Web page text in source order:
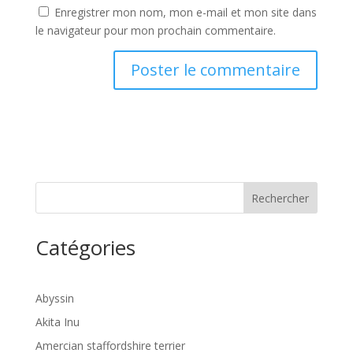
Enregistrer mon nom, mon e-mail et mon site dans
le navigateur pour mon prochain commentaire.
Rechercher
Catégories
Abyssin
Akita Inu
Amercian staffordshire terrier